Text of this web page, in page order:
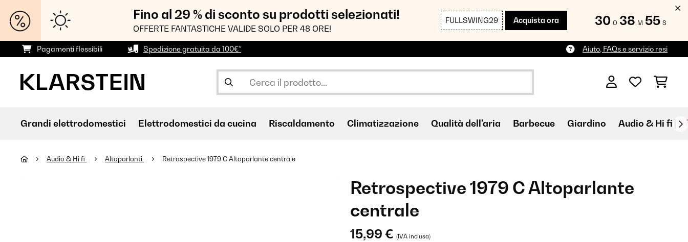
Fino al 29 % di sconto su prodotti selezionati!
OFFERTE FANTASTICHE VALIDE SOLO PER 48 ORE!
FULLSWING29 Acquista ora 30 O 38 M 54 S
Pagamenti flessibili Spedizione gratuita da 100€* Aiuto, FAQs e servizio resi
Grandi elettrodomestici Elettrodomestici da cucina Riscaldamento Climatizzazione Qualità dell'aria Barbecue Giardino Audio & Hi fi
Audio & Hi fi Altoparlanti Retrospective 1979 C Altoparlante centrale
Retrospective 1979 C Altoparlante
centrale
15,99 € (IVA inclusa)